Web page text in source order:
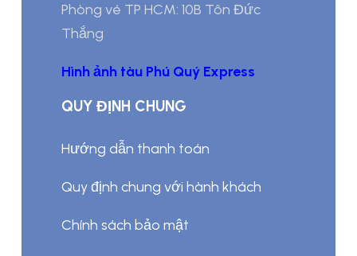
Phòng vé TP HCM: 10B Tôn Đức
Thắng
Hình ảnh tàu Phú Quý Express
QUY ĐỊNH CHUNG
Hướng dẫn thanh toán
Quy định chung với hành khách
Chính sách bảo mật